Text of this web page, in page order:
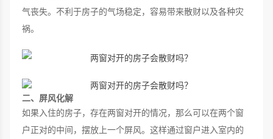
气丧失。不利于房子的气场稳定，容易带来散财以及各种灾
祸。
二、屏风化解
如果入住的房子，存在两窗对开的情况，那么可以在两个窗
户正对的中间，摆放上一个屏风。这样通过窗户进入室内的